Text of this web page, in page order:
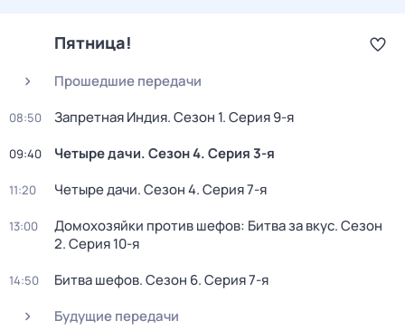
Пятница!
Прошедшие передачи
08:50 Запретная Индия. Сезон 1. Серия 9-я
09:40 Четыре дачи. Сезон 4. Серия 3-я
11:20 Четыре дачи. Сезон 4. Серия 7-я
13:00 Домохозяйки против шефов: Битва за вкус. Сезон
2. Серия 10-я
14:50 Битва шефов. Сезон 6. Серия 7-я
Будущие передачи